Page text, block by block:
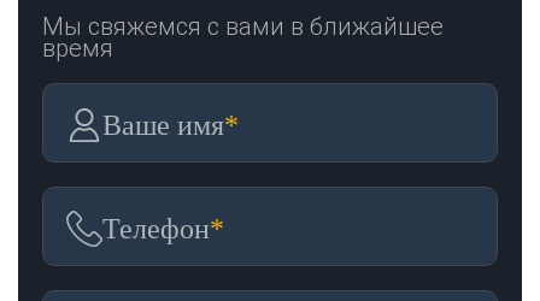
Мы свяжемся с вами в ближайшее
время
Ваше имя*
Телефон*